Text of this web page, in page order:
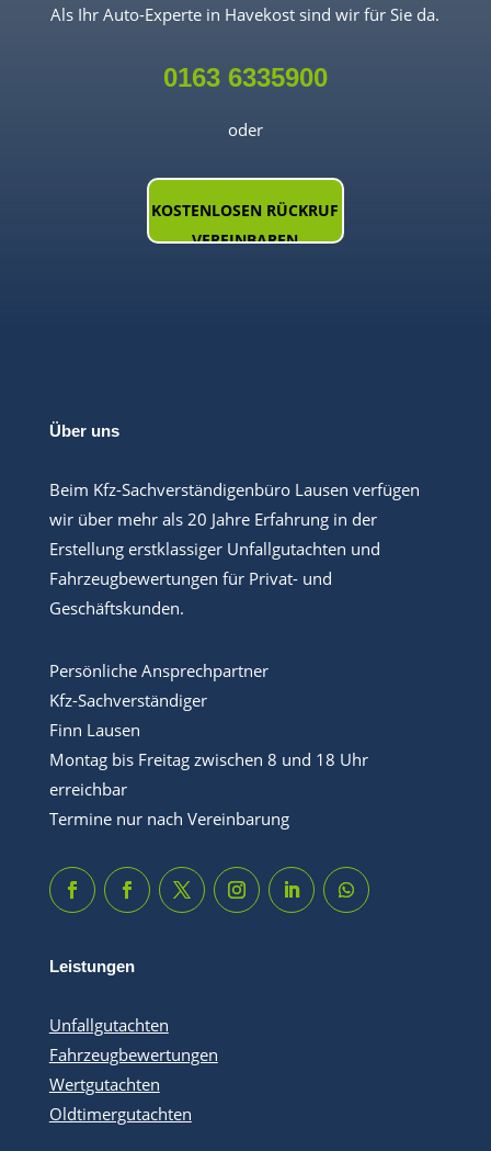
Als Ihr Auto-Experte in Havekost sind wir für Sie da.
0163 6335900
oder
KOSTENLOSEN RÜCKRUF
VEREINBAREN
Über uns
Beim Kfz-Sachverständigenbüro Lausen verfügen
wir über mehr als 20 Jahre Erfahrung in der
Erstellung erstklassiger Unfallgutachten und
Fahrzeugbewertungen für Privat- und
Geschäftskunden.
Persönliche Ansprechpartner
Kfz-Sachverständiger
Finn Lausen
Montag bis Freitag zwischen 8 und 18 Uhr
erreichbar
Termine nur nach Vereinbarung
Leistungen
Unfallgutachten
Fahrzeugbewertungen
Wertgutachten
Oldtimergutachten